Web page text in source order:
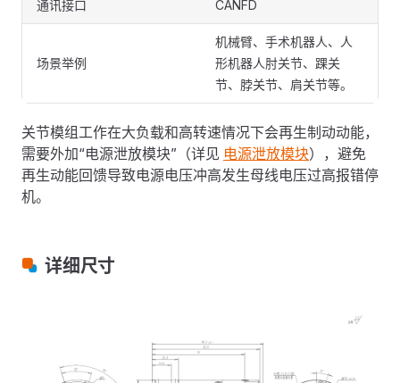
通讯接口 CANFD
场景举例
机械臂、手术机器人、人
形机器人肘关节、踝关
节、脖关节、肩关节等。
关节模组工作在大负载和高转速情况下会再生制动动能，
需要外加“电源泄放模块”（详见 电源泄放模块），避免
再生动能回馈导致电源电压冲高发生母线电压过高报错停
机。
详细尺寸